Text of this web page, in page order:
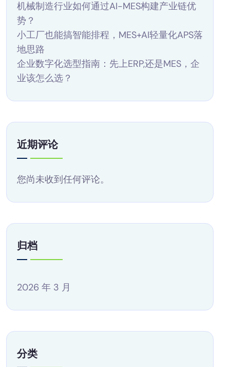
机械制造行业如何通过AI-MES构建产业链优
势？
小工厂也能搞智能排程，MES+AI轻量化APS落
地思路
企业数字化选型指南：先上ERP,还是MES，企
业该怎么选？
近期评论
您尚未收到任何评论。
归档
2026 年 3 月
分类